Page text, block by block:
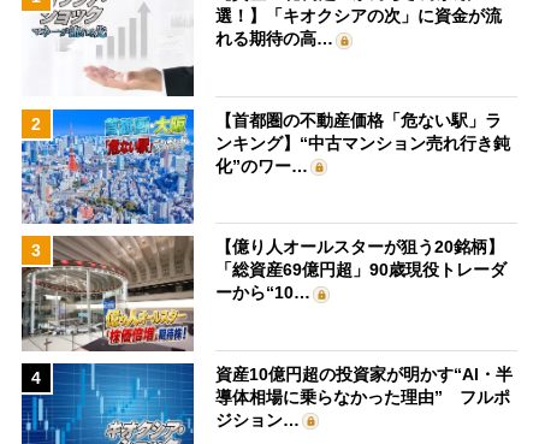
選！】「キオクシアの次」に資金が流
れる期待の高…
2
【首都圏の不動産価格「危ない駅」ラ
ンキング】“中古マンション売れ行き鈍
化”のワー…
3
【億り人オールスターが狙う20銘柄】
「総資産69億円超」90歳現役トレーダ
ーから“10…
4
資産10億円超の投資家が明かす“AI・半
導体相場に乗らなかった理由” フルポ
ジション…